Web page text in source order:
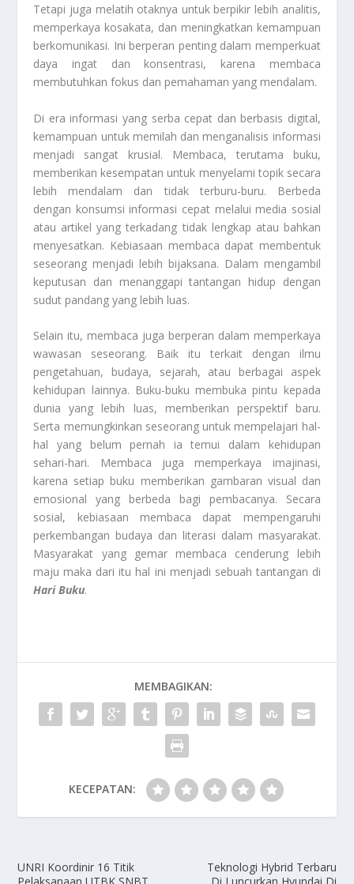
Tetapi juga melatih otaknya untuk berpikir lebih analitis,
memperkaya kosakata, dan meningkatkan kemampuan
berkomunikasi. Ini berperan penting dalam memperkuat
daya ingat dan konsentrasi, karena membaca
membutuhkan fokus dan pemahaman yang mendalam.
Di era informasi yang serba cepat dan berbasis digital,
kemampuan untuk memilah dan menganalisis informasi
menjadi sangat krusial. Membaca, terutama buku,
memberikan kesempatan untuk menyelami topik secara
lebih mendalam dan tidak terburu-buru. Berbeda
dengan konsumsi informasi cepat melalui media sosial
atau artikel yang terkadang tidak lengkap atau bahkan
menyesatkan. Kebiasaan membaca dapat membentuk
seseorang menjadi lebih bijaksana. Dalam mengambil
keputusan dan menanggapi tantangan hidup dengan
sudut pandang yang lebih luas.
Selain itu, membaca juga berperan dalam memperkaya
wawasan seseorang. Baik itu terkait dengan ilmu
pengetahuan, budaya, sejarah, atau berbagai aspek
kehidupan lainnya. Buku-buku membuka pintu kepada
dunia yang lebih luas, memberikan perspektif baru.
Serta memungkinkan seseorang untuk mempelajari hal-
hal yang belum pernah ia temui dalam kehidupan
sehari-hari. Membaca juga memperkaya imajinasi,
karena setiap buku memberikan gambaran visual dan
emosional yang berbeda bagi pembacanya. Secara
sosial, kebiasaan membaca dapat mempengaruhi
perkembangan budaya dan literasi dalam masyarakat.
Masyarakat yang gemar membaca cenderung lebih
maju maka dari itu hal ini menjadi sebuah tantangan di
Hari Buku.
MEMBAGIKAN:
KECEPATAN:
UNRI Koordinir 16 Titik
Teknologi Hybrid Terbaru